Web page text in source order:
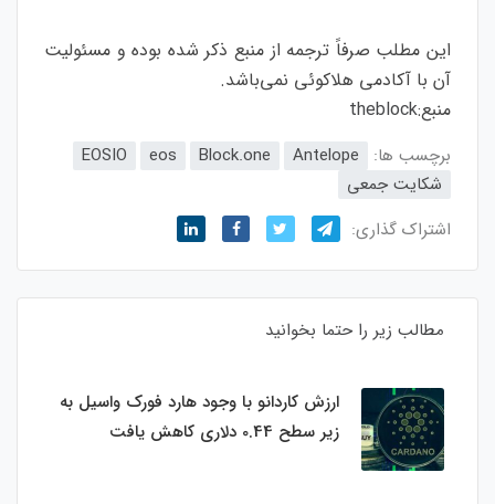
این مطلب صرفاً ترجمه از منبع ذکر شده بوده و مسئولیت
آن با آکادمی هلاکوئی نمی‌باشد.
منبع:theblock
برچسب ها: Antelope
Block.one
eos
EOSIO
شکایت جمعی
اشتراک گذاری:
مطالب زیر را حتما بخوانید
ارزش کاردانو با وجود هارد فورک واسیل به
زیر سطح 0.44 دلاری کاهش یافت